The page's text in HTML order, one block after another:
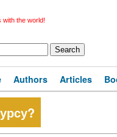
the world!
Authors Articles